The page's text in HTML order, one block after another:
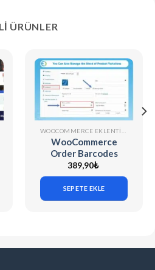
ÜRÜNLER
WooCommerce
Order Barcodes
(v1.9.8)
389,90₺
SEPETE EKLE